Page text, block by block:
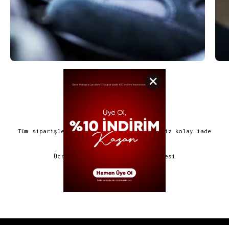
Ücretsiz Kargo ve İade
Tüm siparişlerde ücretsiz kargo ve ücretsiz kolay iade
180 Gün Garanti
Ücretsiz değişim veya ücret iadesi
Güvenli Ödeme
%100 güvenli ödeme işlemi